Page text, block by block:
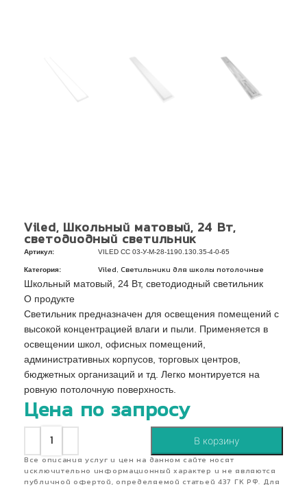
Viled, Школьный матовый, 24 Вт,
светодиодный светильник
Артикул: VILED СС 03-У-М-28-1190.130.35-4-0-65
Категория: Viled Светильники для школы потолочные
Школьный матовый, 24 Вт, светодиодный светильник
О продукте
Светильник предназначен для освещения помещений с
высокой концентрацией влаги и пыли. Применяется в
освещении школ, офисных помещений,
административных корпусов, торговых центров,
бюджетных организаций и тд. Легко монтируется на
ровную потолочную поверхность.
Цена по запросу
В корзину
Все описания услуг и цен на данном сайте носят
исключительно информационный характер и не являются
публичной офертой, определяемой статьей 437 ГК РФ. Для